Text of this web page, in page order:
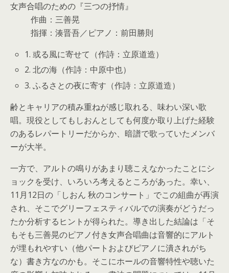
女声合唱のための『三つの抒情』
作曲：三善晃
指揮：湊晋吾／ピアノ：前田勝則
1. 或る風に寄せて（作詩：立原道造）
2. 北の海（作詩：中原中也）
3. ふるさとの夜に寄す（作詩：立原道造）
齢とキャリアの積み重ねが感じ取れる、味わい深い歌
唱。現役としてもしおんとしても何度か取り上げた経験
のあるレパートリーだからか、暗譜で歌っていたメンバ
ーが大半。
一方で、アルトの鳴りがあまり聴こえなかったことにシ
ョックを受け、いろいろ考えるところがあった。幸い、
11月12日の「しおん 秋のコンサート」でこの組曲が再演
され、そこでグリーフェスティバルでの演奏がどうだっ
たか分析するヒントが得られた。導き出した結論は「そ
もそも三善晃のピアノ付き女声合唱曲は音響的にアルト
が埋もれやすい（他パートおよびピアノに潰されがち
な）書き方なのかも。そこにホールの音響特性や聴いた